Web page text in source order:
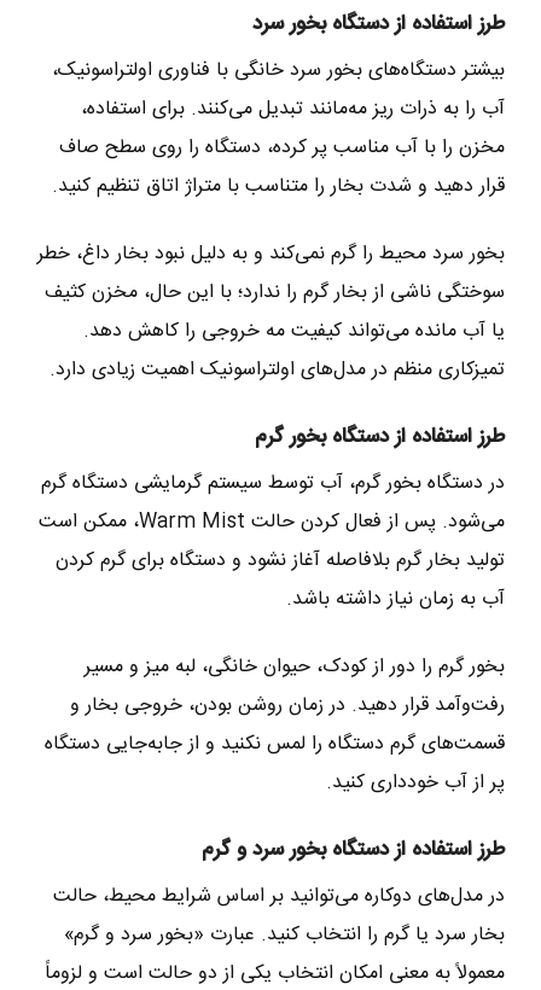
طرز استفاده از دستگاه بخور سرد
بیشتر دستگاه‌های بخور سرد خانگی با فناوری اولتراسونیک،
آب را به ذرات ریز مه‌مانند تبدیل می‌کنند. برای استفاده،
مخزن را با آب مناسب پر کرده، دستگاه را روی سطح صاف
قرار دهید و شدت بخار را متناسب با متراژ اتاق تنظیم کنید.
بخور سرد محیط را گرم نمی‌کند و به دلیل نبود بخار داغ، خطر
سوختگی ناشی از بخار گرم را ندارد؛ با این حال، مخزن کثیف
یا آب مانده می‌تواند کیفیت مه خروجی را کاهش دهد.
تمیزکاری منظم در مدل‌های اولتراسونیک اهمیت زیادی دارد.
طرز استفاده از دستگاه بخور گرم
در دستگاه بخور گرم، آب توسط سیستم گرمایشی دستگاه گرم
می‌شود. پس از فعال کردن حالت Warm Mist، ممکن است
تولید بخار گرم بلافاصله آغاز نشود و دستگاه برای گرم کردن
آب به زمان نیاز داشته باشد.
بخور گرم را دور از کودک، حیوان خانگی، لبه میز و مسیر
رفت‌وآمد قرار دهید. در زمان روشن بودن، خروجی بخار و
قسمت‌های گرم دستگاه را لمس نکنید و از جابه‌جایی دستگاه
پر از آب خودداری کنید.
طرز استفاده از دستگاه بخور سرد و گرم
در مدل‌های دوکاره می‌توانید بر اساس شرایط محیط، حالت
بخار سرد یا گرم را انتخاب کنید. عبارت «بخور سرد و گرم»
معمولاً به معنی امکان انتخاب یکی از دو حالت است و لزوماً